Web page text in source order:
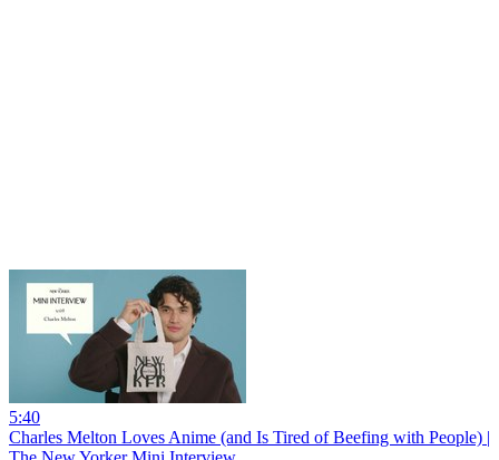
5:40
Charles Melton Loves Anime (and Is Tired of Beefing with People) |